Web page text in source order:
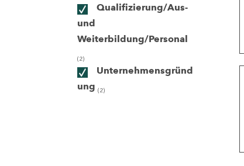
Qualifizierung/Aus-
und
Weiterbildung/Personal
(2)
Unternehmensgründ
ung (2)